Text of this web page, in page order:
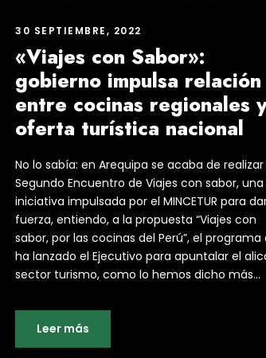
30 SEPTIEMBRE, 2022
«Viajes con Sabor»:
gobierno impulsa relación
entre cocinas regionales
oferta turística nacional
No lo sabía: en Arequipa se acaba de realizar
Segundo Encuentro de Viajes con sabor, una
iniciativa impulsada por el MINCETUR para
fuerza, entiendo, a la propuesta “Viajes con
sabor, por las cocinas del Perú”, el programa
ha lanzado el Ejecutivo para apuntalar el
sector turismo, como lo hemos dicho más...
Leer más